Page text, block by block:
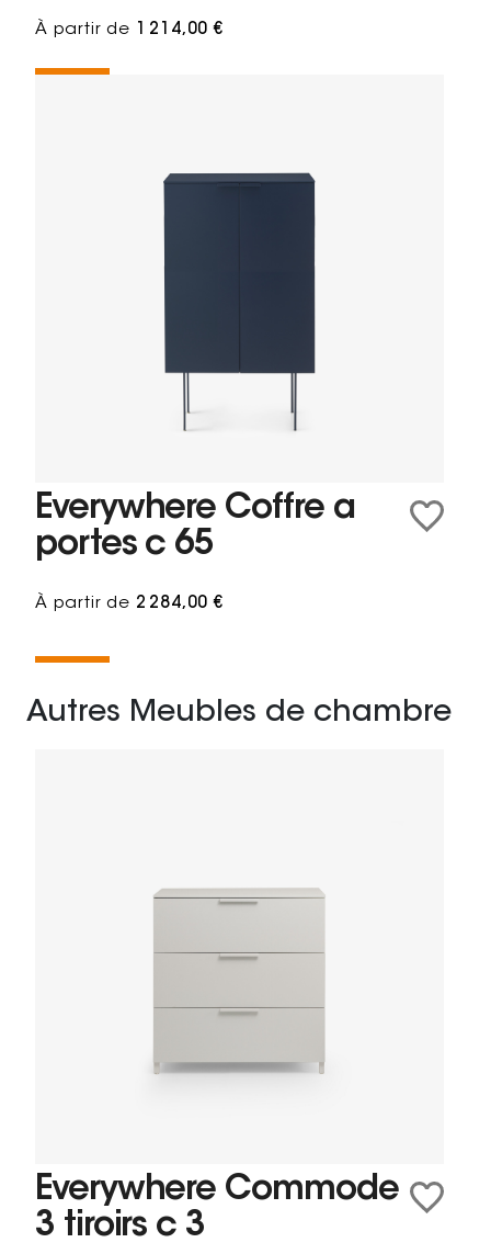
À partir de 1 214,00 €
Everywhere Coffre a
portes c 65
À partir de 2 284,00 €
Autres Meubles de chambre
Everywhere Commode
3 tiroirs c 3